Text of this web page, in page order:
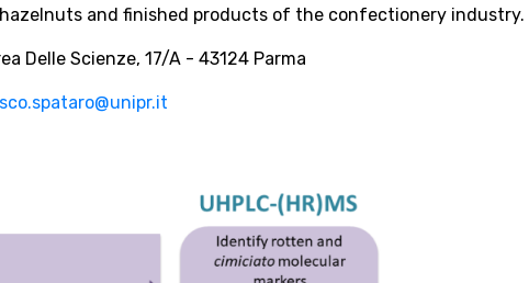
and finished products of the confectionery industry.
Delle Scienze, 17/A - 43124 Parma